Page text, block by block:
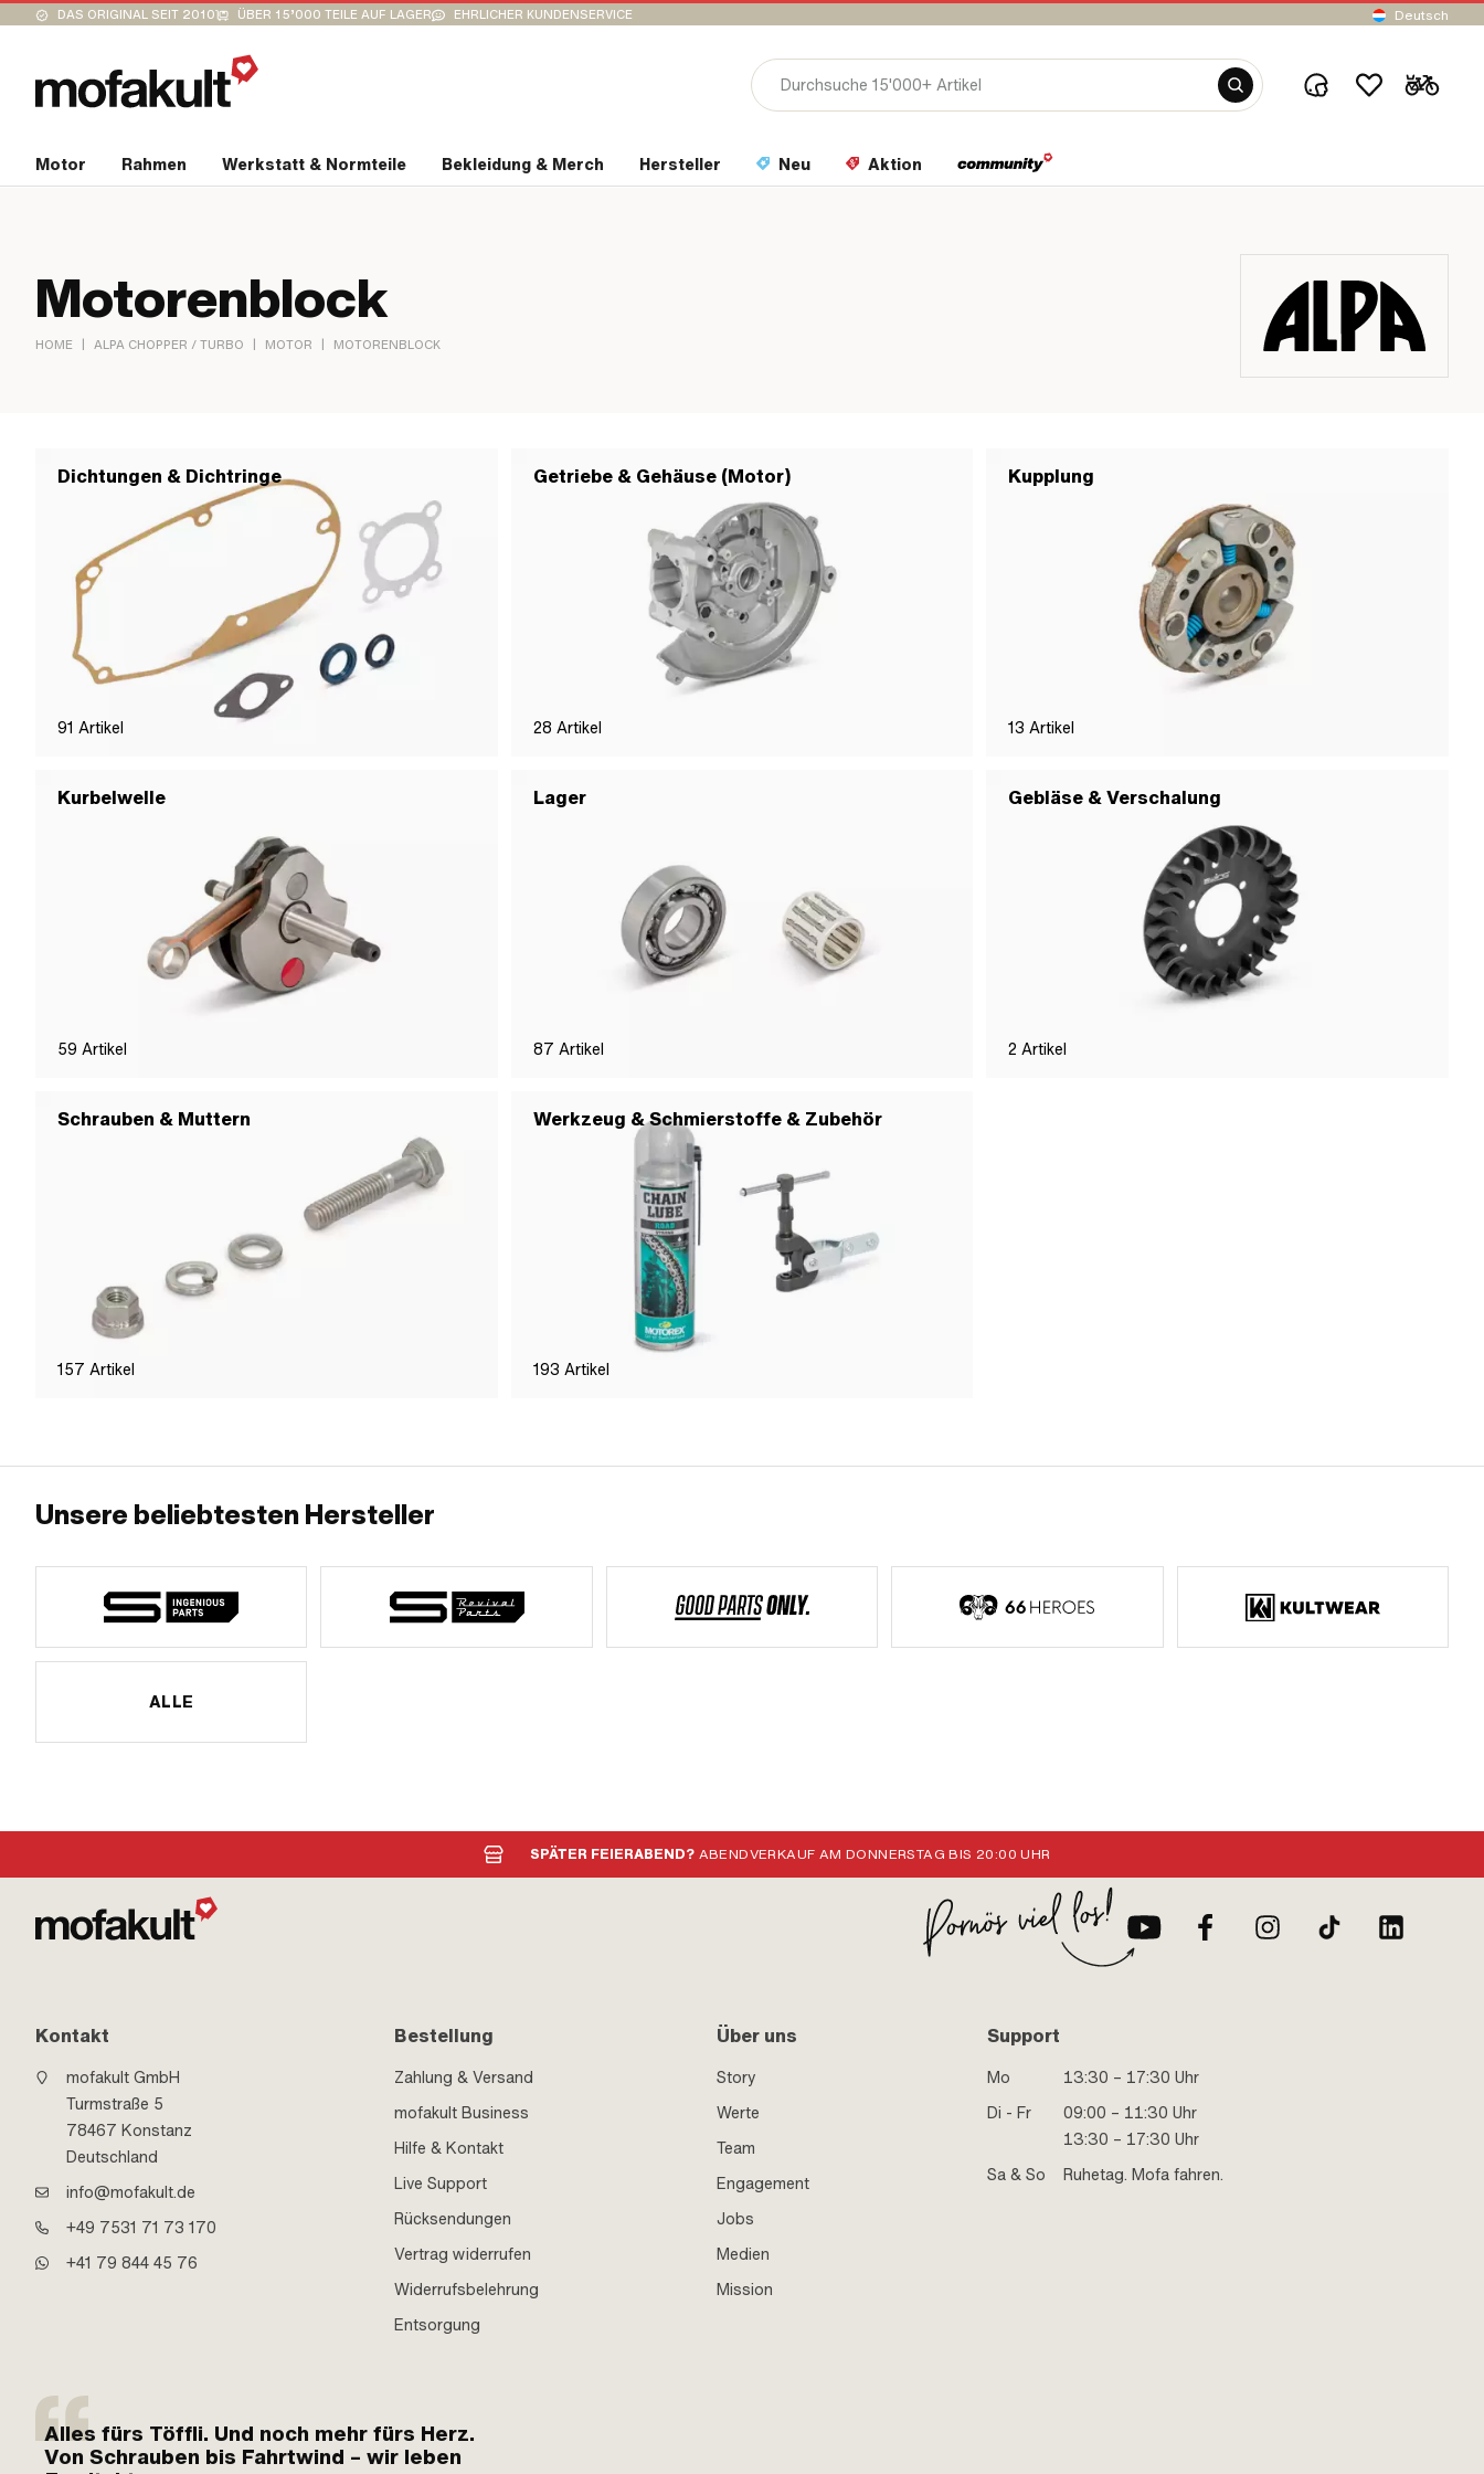
DAS ORIGINAL SEIT 2010 ÜBER 15’000 TEILE AUF LAGER EHRLICHER KUNDENSERVICE Deutsch
Motor Rahmen Werkstatt & Normteile Bekleidung & Merch Hersteller Neu Aktion
Motorenblock
HOME | ALPA CHOPPER / TURBO | MOTOR | MOTORENBLOCK
Dichtungen & Dichtringe
91 Artikel
Getriebe & Gehäuse (Motor)
28 Artikel
Kupplung
13 Artikel
Kurbelwelle
59 Artikel
Lager
87 Artikel
Gebläse & Verschalung
2 Artikel
Schrauben & Muttern
157 Artikel
Werkzeug & Schmierstoffe & Zubehör
193 Artikel
Unsere beliebtesten Hersteller
ALLE
SPÄTER FEIERABEND? ABENDVERKAUF AM DONNERSTAG BIS 20:00 UHR
Kontakt
mofakult GmbH
Turmstraße 5
78467 Konstanz
Deutschland
info@mofakult.de
+49 7531 71 73 170
+41 79 844 45 76
Bestellung
Zahlung & Versand
mofakult Business
Hilfe & Kontakt
Live Support
Rücksendungen
Vertrag widerrufen
Widerrufsbelehrung
Entsorgung
Über uns
Story
Werte
Team
Engagement
Jobs
Medien
Mission
Support
Mo
13:30 – 17:30 Uhr
Di - Fr
09:00 – 11:30 Uhr
13:30 – 17:30 Uhr
Sa & So
Ruhetag. Mofa fahren.
Alles fürs Töffli. Und noch mehr fürs Herz.
Von Schrauben bis Fahrtwind – wir leben